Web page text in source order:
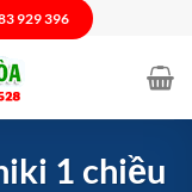
929 396
1 chiều